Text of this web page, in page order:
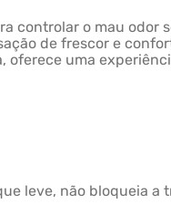
controlar o mau odor
de frescor e
uma
leve, não bloqueia